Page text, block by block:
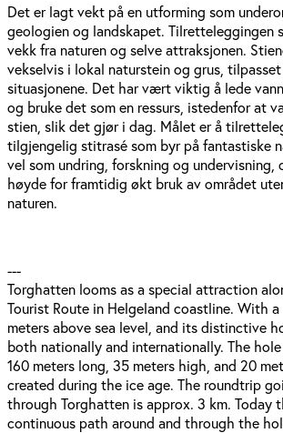
Det er lagt vekt på en utforming som
geologien og landskapet. Tilretteleggingen
vekk fra naturen og selve attraksjonen.
vekselvis i lokal naturstein og grus,
situasjonene. Det har vært viktig å lede
og bruke det som en ressurs, istedenfor at
stien, slik det gjør i dag. Målet er å
tilgjengelig stitrasé som byr på fantastiske
vel som undring, forskning og undervisning,
høyde for framtidig økt bruk av området
naturen.
---
Torghatten looms as a special attraction
Tourist Route in Helgeland coastline. With
meters above sea level, and its distinctive
both nationally and internationally. The
160 meters long, 35 meters high, and 20
created during the ice age. The roundtrip
through Torghatten is approx. 3 km. Today
continuous path around and through the